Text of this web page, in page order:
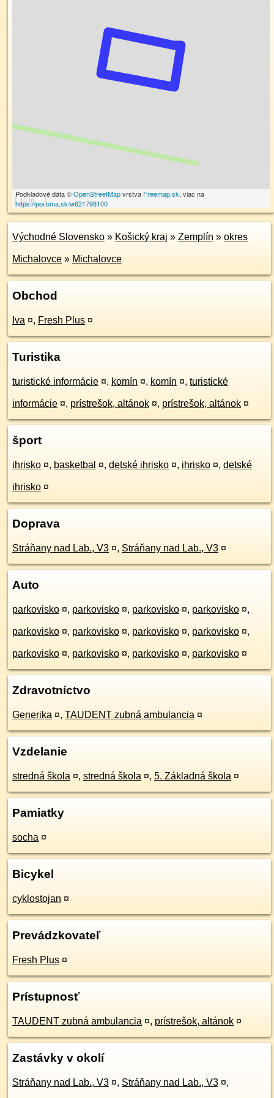
10 m
Podkladové dáta ©OpenStreetMapvrstva Freemap.sk, viac na
https://poi.oma.sk/w621798100
Východné Slovensko » Košický kraj » Zemplín » okres
Michalovce » Michalovce
Obchod
Iva ¤, Fresh Plus ¤
Turistika
turistické informácie ¤, komín ¤, komín ¤, turistické
informácie ¤, prístrešok, altánok ¤, prístrešok, altánok ¤
šport
ihrisko ¤, basketbal ¤, detské ihrisko ¤, ihrisko ¤, detské
ihrisko ¤
Doprava
Stráňany nad Lab., V3 ¤, Stráňany nad Lab., V3 ¤
Auto
parkovisko ¤, parkovisko ¤, parkovisko ¤, parkovisko ¤,
parkovisko ¤, parkovisko ¤, parkovisko ¤, parkovisko ¤,
parkovisko ¤, parkovisko ¤, parkovisko ¤, parkovisko ¤
Zdravotníctvo
Generika ¤, TAUDENT zubná ambulancia ¤
Vzdelanie
stredná škola ¤, stredná škola ¤, 5. Základná škola ¤
Pamiatky
socha ¤
Bicykel
cyklostojan ¤
Prevádzkovateľ
Fresh Plus ¤
Prístupnosť
TAUDENT zubná ambulancia ¤, prístrešok, altánok ¤
Zastávky v okolí
Stráňany nad Lab., V3 ¤, Stráňany nad Lab., V3 ¤,